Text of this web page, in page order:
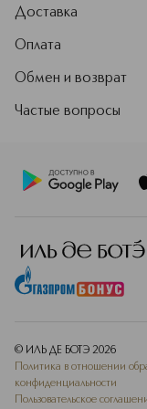
Доставка
Оплата
Обмен и возврат
Частые вопросы
© ИЛЬ ДЕ БОТЭ 2026
Политика в отношении
конфиденциальности
Пользовательское